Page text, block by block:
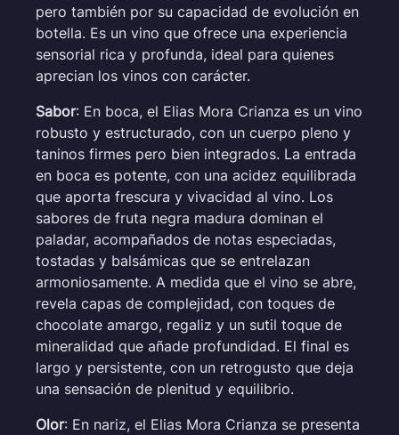
pero también por su capacidad de evolución en
botella. Es un vino que ofrece una experiencia
sensorial rica y profunda, ideal para quienes
aprecian los vinos con carácter.
Sabor: En boca, el Elias Mora Crianza es un vino
robusto y estructurado, con un cuerpo pleno y
taninos firmes pero bien integrados. La entrada
en boca es potente, con una acidez equilibrada
que aporta frescura y vivacidad al vino. Los
sabores de fruta negra madura dominan el
paladar, acompañados de notas especiadas,
tostadas y balsámicas que se entrelazan
armoniosamente. A medida que el vino se abre,
revela capas de complejidad, con toques de
chocolate amargo, regaliz y un sutil toque de
mineralidad que añade profundidad. El final es
largo y persistente, con un retrogusto que deja
una sensación de plenitud y equilibrio.
Olor: En nariz, el Elias Mora Crianza se presenta